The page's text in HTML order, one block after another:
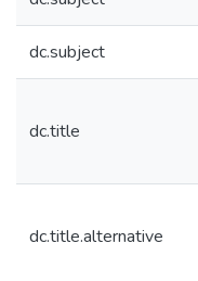
dc.subject
dc.title
dc.title.alternative